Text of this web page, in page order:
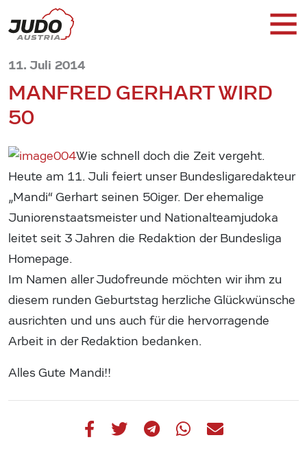
11. Juli 2014
MANFRED GERHART WIRD
50
Wie schnell doch die Zeit vergeht.
Heute am 11. Juli feiert unser Bundesligaredakteur
„Mandi“ Gerhart seinen 50iger. Der ehemalige
Juniorenstaatsmeister und Nationalteamjudoka
leitet seit 3 Jahren die Redaktion der Bundesliga
Homepage.
Im Namen aller Judofreunde möchten wir ihm zu
diesem runden Geburtstag herzliche Glückwünsche
ausrichten und uns auch für die hervorragende
Arbeit in der Redaktion bedanken.
Alles Gute Mandi!!